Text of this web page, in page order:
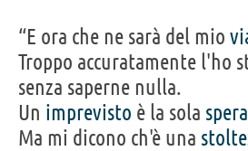
“E ora che ne sarà del mio
Troppo accuratamente l'ho
senza saperne nulla.
Un imprevisto è la sola
Ma mi dicono ch'è una